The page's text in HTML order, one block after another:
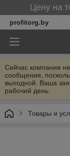
Цену на
profitorg.by
Сейчас компания
сообщения,
выходной. Ваша
рабочий день.
Товары и